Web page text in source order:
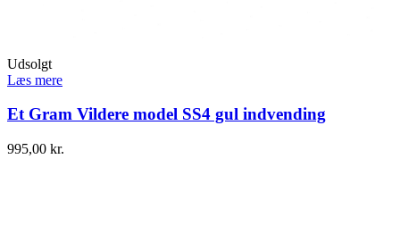
Udsolgt
Læs mere
Et Gram Vildere model SS4 gul indvending
995,00 kr.